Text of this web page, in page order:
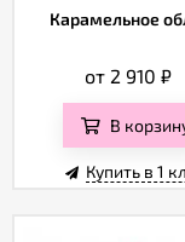
Карамельное
от 2 910₽
В
Купить в 1